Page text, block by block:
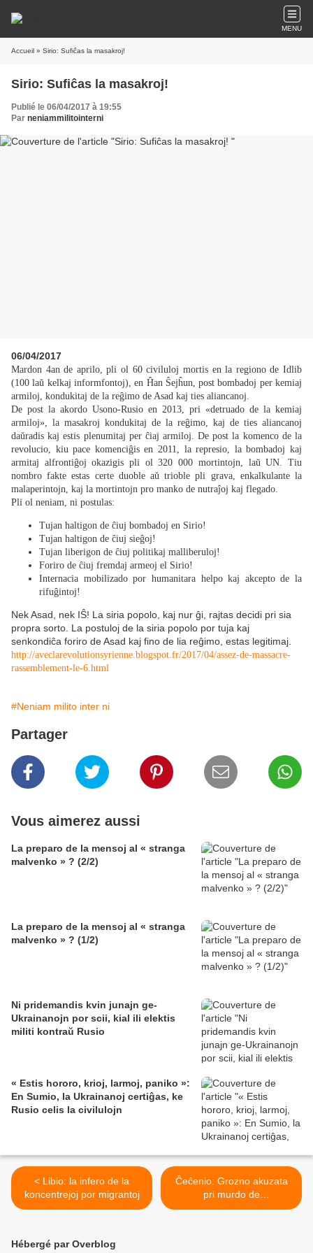
MENU
Accueil » Sirio: Sufiĉas la masakroj!
Sirio: Sufiĉas la masakroj!
Publié le 06/04/2017 à 19:55
Par neniammilitointerni
06/04/2017
Mardon 4an de aprilo, pli ol 60 civiluloj mortis en la regiono de Idlib
(100 laŭ kelkaj informfontoj), en Ĥan Ŝejĥun, post bombadoj per kemiaj
armiloj, kondukitaj de la reĝimo de Asad kaj ties aliancanoj.
De post la akordo Usono-Rusio en 2013, pri «detruado de la kemiaj
armiloj», la masakroj kondukitaj de la reĝimo, kaj de ties aliancanoj
daŭradis kaj estis plenumitaj per ĉiaj armiloj. De post la komenco de la
revolucio, kiu pace komenciĝis en 2011, la represio, la bombadoj kaj
armitaj alfrontiĝoj okazigis pli ol 320 000 mortintojn, laŭ UN. Tiu
nombro fakte estas certe duoble aŭ trioble pli grava, enkalkulante la
malaperintojn, kaj la mortintojn pro manko de nutraĵoj kaj flegado.
Pli ol neniam, ni postulas:
Tujan haltigon de ĉiuj bombadoj en Sirio!
Tujan haltigon de ĉiuj sieĝoj!
Tujan liberigon de ĉiuj politikaj malliberuloj!
Foriro de ĉiuj fremdaj armeoj el Sirio!
Internacia mobilizado por humanitara helpo kaj akcepto de la
rifuĝintoj!
Nek Asad, nek IŜ! La siria popolo, kaj nur ĝi, rajtas decidi pri sia
propra sorto. La postuloj de la siria popolo por tuja kaj
senkondiĉa foriro de Asad kaj fino de lia reĝimo, estas legitimaj.
http://aveclarevolutionsyrienne.blogspot.fr/2017/04/assez-de-massacre-
rassemblement-le-6.html
#Neniam milito inter ni
Partager
Vous aimerez aussi
La preparo de la mensoj al « stranga
malvenko » ? (2/2)
La preparo de la mensoj al « stranga
malvenko » ? (1/2)
Ni pridemandis kvin junajn ge-
Ukrainanojn por scii, kial ili elektis
militi kontraŭ Rusio
« Estis hororo, krioj, larmoj, paniko »:
En Sumio, la Ukrainanoj certiĝas, ke
Rusio celis la civilulojn
< Libio: la infero de la
koncentrejoj por migrantoj
Ĉeĉenio: Grozno akuzata
pri murdo de
samseksemuloj >
Hébergé par Overblog